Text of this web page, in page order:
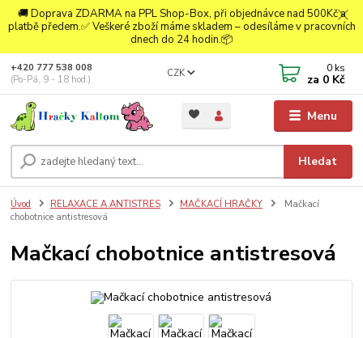
🚚 Doprava ZDARMA na PPL Shop-Box, při objednávce nad 500Kč a
platbě předem.✅ Veškeré zboží máme skladem – odesíláme v pracovních
dnech do 24 hodin.📦
Menu
CZK
Hledat
+420 777 538 008
(Po-Pá, 9 - 18 hod.)
0 ks
za 0 Kč
Úvod RELAXACE A ANTISTRES MAČKACÍ HRAČKY
Mačkací
chobotnice antistresová
Mačkací chobotnice antistresová